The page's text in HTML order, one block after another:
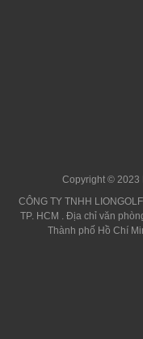
Copyright © 2023
CÔNG TY TNHH
TP. HCM . Địa chỉ văn
Thành phố Hồ Chí